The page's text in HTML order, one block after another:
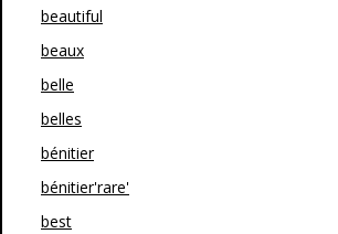
beautiful
beaux
belle
belles
bénitier
bénitier'rare'
best